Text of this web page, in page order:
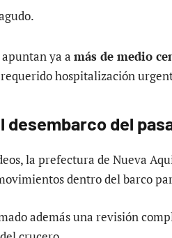
ya a más de medio
hospitalización
desembarco del
la prefectura de Nueva
dentro del barco
además una revisión